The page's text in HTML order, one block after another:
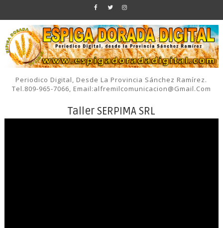
Periodico Digital, Desde La Provincia Sánchez Ramírez.
Tel.809-965-7066, Email:alfremilcomunicacion@gmail.com
Taller SERPIMA SRL